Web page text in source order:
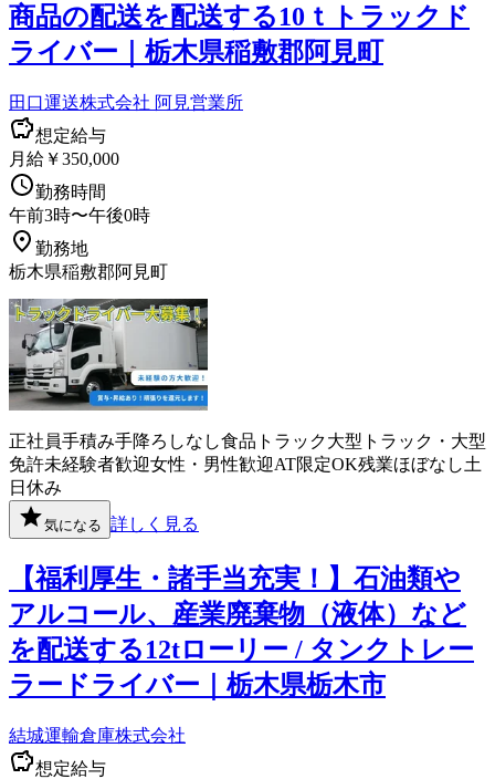
商品の配送を配送する10ｔトラックド
ライバー｜栃木県稲敷郡阿見町
田口運送株式会社 阿見営業所
想定給与
月給￥350,000
勤務時間
午前3時〜午後0時
勤務地
栃木県稲敷郡阿見町
正社員手積み手降ろしなし食品 トラック大型トラック・大型
免許未経験者歓迎女性・男性歓迎AT限定OK残業ほぼなし土
日休み
気になる 詳しく見る
【福利厚生・諸手当充実！】石油類や
アルコール、産業廃棄物（液体）など
を配送する12tローリー / タンクトレー
ラードライバー｜栃木県栃木市
結城運輸倉庫株式会社
想定給与